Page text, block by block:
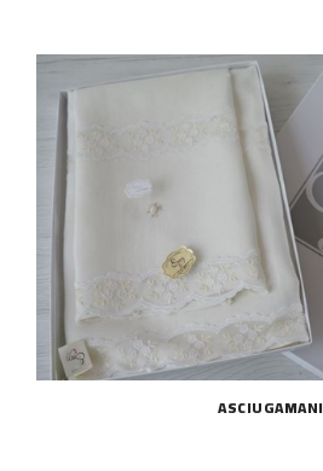
ASCIUGAMANI